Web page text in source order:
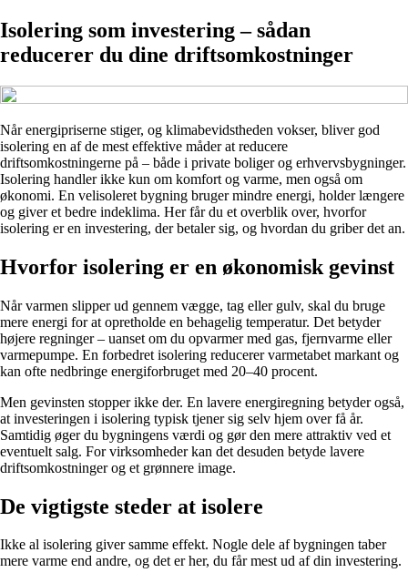
Isolering som investering – sådan
reducerer du dine driftsomkostninger
Når energipriserne stiger, og klimabevidstheden vokser, bliver god
isolering en af de mest effektive måder at reducere
driftsomkostningerne på – både i private boliger og erhvervsbygninger.
Isolering handler ikke kun om komfort og varme, men også om
økonomi. En velisoleret bygning bruger mindre energi, holder længere
og giver et bedre indeklima. Her får du et overblik over, hvorfor
isolering er en investering, der betaler sig, og hvordan du griber det an.
Hvorfor isolering er en økonomisk gevinst
Når varmen slipper ud gennem vægge, tag eller gulv, skal du bruge
mere energi for at opretholde en behagelig temperatur. Det betyder
højere regninger – uanset om du opvarmer med gas, fjernvarme eller
varmepumpe. En forbedret isolering reducerer varmetabet markant og
kan ofte nedbringe energiforbruget med 20–40 procent.
Men gevinsten stopper ikke der. En lavere energiregning betyder også,
at investeringen i isolering typisk tjener sig selv hjem over få år.
Samtidig øger du bygningens værdi og gør den mere attraktiv ved et
eventuelt salg. For virksomheder kan det desuden betyde lavere
driftsomkostninger og et grønnere image.
De vigtigste steder at isolere
Ikke al isolering giver samme effekt. Nogle dele af bygningen taber
mere varme end andre, og det er her, du får mest ud af din investering.